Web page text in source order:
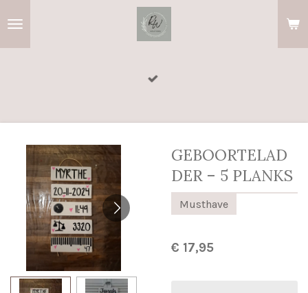
GEBOORTELAD
DER – 5 PLANKS
Musthave
€ 17,95